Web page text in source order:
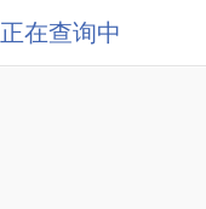
正在查询中